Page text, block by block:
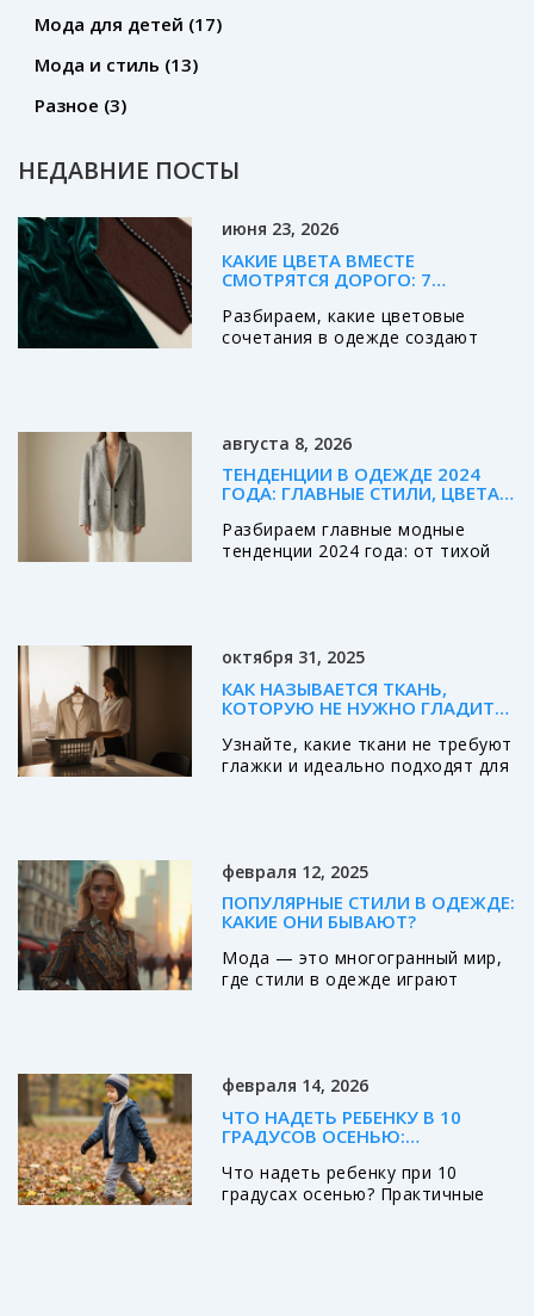
Мода для детей (17)
Мода и стиль (13)
Разное (3)
НЕДАВНИЕ ПОСТЫ
июня 23, 2026
КАКИЕ ЦВЕТА ВМЕСТЕ
СМОТРЯТСЯ ДОРОГО: 7
КОМБИНАЦИЙ ДЛЯ СТИЛЬНОГО
ГАРДЕРОБА
Разбираем, какие цветовые
сочетания в одежде создают
которые дешевят даже самый
стильный образ.
августа 8, 2026
ТЕНДЕНЦИИ В ОДЕЖДЕ 2024
ГОДА: ГЛАВНЫЕ СТИЛИ, ЦВЕТА
Разбираем главные модные
тенденции 2024 года: от тихой
октября 31, 2025
КАК НАЗЫВАЕТСЯ ТКАНЬ,
КОТОРУЮ НЕ НУЖНО ГЛАДИТЬ:
ПОВСЕДНЕВНОЙ ОДЕЖДЫ
Узнайте, какие ткани не требуют
глажки и идеально подходят для
февраля 12, 2025
ПОПУЛЯРНЫЕ СТИЛИ В ОДЕЖДЕ:
КАКИЕ ОНИ БЫВАЮТ?
Мода — это многогранный мир,
где стили в одежде играют
отличаются. Узнайте, какие
стили сейчас в тренде и как
адаптировать их под свой
гардероб. Вдохновляйтесь
интересными идеями и находите
собственный уникальный стиль.
февраля 14, 2026
ЧТО НАДЕТЬ РЕБЕНКУ В 10
ГРАДУСОВ ОСЕНЬЮ:
КОТОРЫХ СТОИТ ИЗБЕЖАТЬ
Что надеть ребенку при 10
градусах осенью? Практичные